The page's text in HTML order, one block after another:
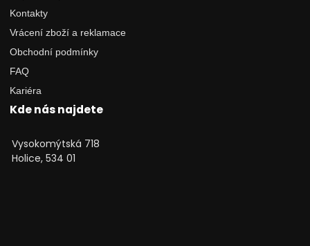
Kontakty
Vrácení zboží a reklamace
Obchodní podmínky
FAQ
Kariéra
Kde nás najdete
Vysokomýtská 718
Holice, 534 01